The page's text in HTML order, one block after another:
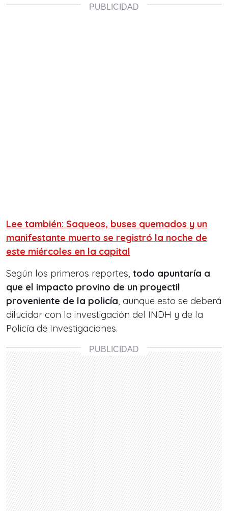
Lee también: Saqueos, buses quemados y un
manifestante muerto se registró la noche de
este miércoles en la capital
Según los primeros reportes, todo apuntaría a
que el impacto provino de un proyectil
proveniente de la policía, aunque esto se deberá
dilucidar con la investigación del INDH y de la
Policía de Investigaciones.